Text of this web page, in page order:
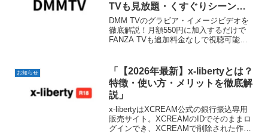
TVも見放題・くすぐりシーンあ
りIVも充実
DMM TVのグラビア・イメージビデオを
徹底解説！月額550円に加入するだけで
FANZA TVも追加料金なしで視聴可能。
す。無料作品と有料作品の違いも詳しく
紹介！
お知らせ
「【2026年最新】x-libertyとは？
特徴・使い方・メリットを徹底解
説」
x-libertyはXCREAM公式の銀行振込専用
販売サイト。XCREAMのIDでそのままロ
グインでき、XCREAMで削除された作品